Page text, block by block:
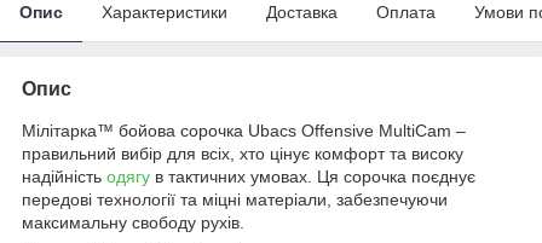
Опис Характеристики Доставка Оплата Умови
Опис
Мілітарка™ бойова сорочка Ubacs Оffensive MultiCam –
правильний вибір для всіх, хто цінує комфорт та високу
надійність одягу в тактичних умовах. Ця сорочка поєднує
передові технології та міцні матеріали, забезпечуючи
максимальну свободу рухів.